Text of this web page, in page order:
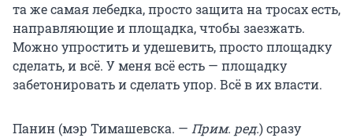
та же самая лебедка, просто защита на тросах есть,
направляющие и площадка, чтобы заезжать.
Можно упростить и удешевить, просто площадку
сделать, и всё. У меня всё есть — площадку
забетонировать и сделать упор. Всё в их власти.
Панин (мэр Тимашевска. — Прим. ред.) сразу